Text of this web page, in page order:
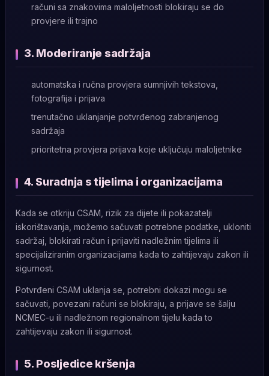
računi sa znakovima maloljetnosti blokiraju se do
provjere ili trajno
3. Moderiranje sadržaja
automatska i ručna provjera sumnjivih tekstova,
fotografija i prijava
trenutačno uklanjanje potvrđenog zabranjenog
sadržaja
prioritetna provjera prijava koje uključuju maloljetnike
4. Suradnja s tijelima i organizacijama
Kada se otkriju CSAM, rizik za dijete ili pokazatelji
iskorištavanja, možemo sačuvati potrebne podatke, ukloniti
sadržaj, blokirati račun i prijaviti nadležnim tijelima ili
specijaliziranim organizacijama kada to zahtijevaju zakon ili
sigurnost.
Potvrđeni CSAM uklanja se, potrebni dokazi mogu se
sačuvati, povezani računi se blokiraju, a prijave se šalju
NCMEC-u ili nadležnom regionalnom tijelu kada to
zahtijevaju zakon ili sigurnost.
5. Posljedice kršenja